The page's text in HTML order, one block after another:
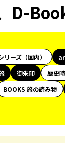
D-
ーズ（国内）
御朱印 歴史
BOOKS 旅の読み物